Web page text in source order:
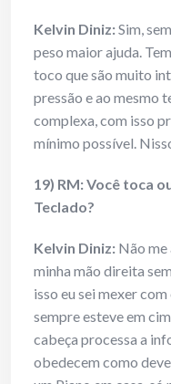
Kelvin Diniz:Sim,
peso maior ajuda.
toco que são muito
pressão e ao mesmo
complexa, com isso
mínimo possível.
19) RM: Você toca
Teclado?
Kelvin Diniz: Não me
minha mão direita
isso eu sei mexer
sempre esteve em
cabeça processa a
obedecem como